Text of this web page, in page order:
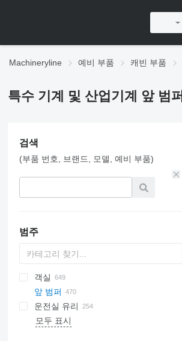
Machineryline 예비 부품 캐빈 부품
특수 기계 및 산업기계 앞 범퍼
검색
(부품 번호, 브랜드, 모델, 예비 부품)
범주
객실
앞 범퍼
운전실 유리
옆유리
에어컨 컨덴서
모두 표시